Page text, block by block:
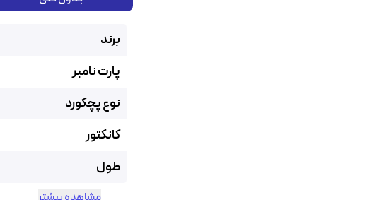
برند
پارت نامبر
نوع پچکورد
کانکتور
طول